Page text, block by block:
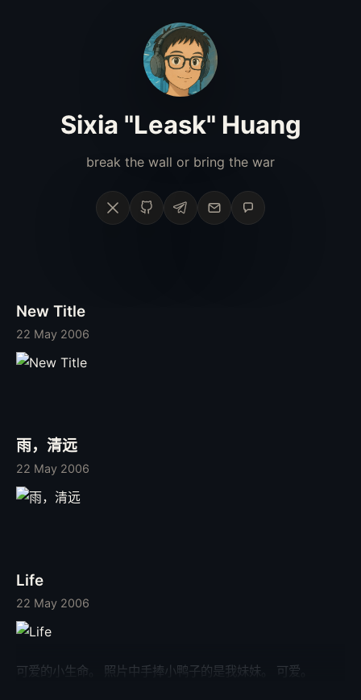
Sixia "Leask" Huang
break the wall or bring the war
X GitHubTelegram
Email Phone
New Title
22 May 2006
雨，清远
22 May 2006
Life
22 May 2006
可爱的小生命。 照片中手捧小鸭子的是我妹妹。 可爱。